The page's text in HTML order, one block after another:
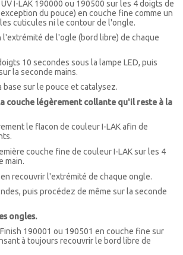
I-LAK 190000 ou 190500 sur les 4 doigts de
du pouce) en couche fine comme un
cuticules ni le contour de l'ongle.
l'extrémité de l'ogle (bord libre) de chaque
10 secondes sous la lampe LED, puis
la seconde mains.
sur le pouce et catalysez.
couche légèrement collante qu'il reste à la
le flacon de couleur I-LAK afin de
couche fine de couleur I-LAK sur les 4
main.
recouvrir l'extrémité de chaque ongle.
puis procédez de même sur la seconde
ongles.
190001 ou 190501 en couche fine sur
à toujours recouvrir le bord libre de